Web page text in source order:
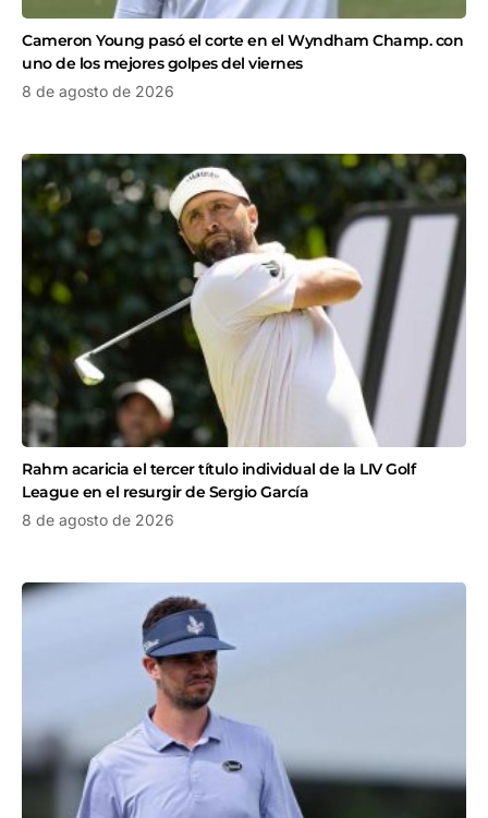
Cameron Young pasó el corte en el Wyndham Champ. con
uno de los mejores golpes del viernes
8 de agosto de 2026
Rahm acaricia el tercer título individual de la LIV Golf
League en el resurgir de Sergio García
8 de agosto de 2026